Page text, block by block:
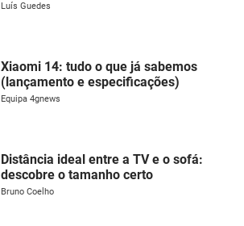
Luís Guedes
Xiaomi 14: tudo o que já sabemos
(lançamento e especificações)
Equipa 4gnews
Distância ideal entre a TV e o sofá:
descobre o tamanho certo
Bruno Coelho